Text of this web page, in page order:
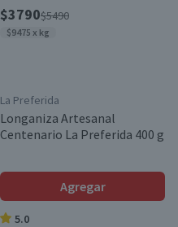
$3790$5490
$9475 x kg
La Preferida
Longaniza Artesanal
Centenario La Preferida 400 g
Agregar
5.0